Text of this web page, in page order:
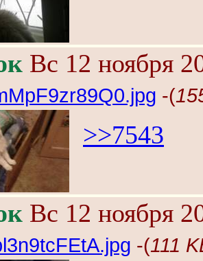
Вс 12 ноября
-(
>>7543
Вс 12 ноября
-(111